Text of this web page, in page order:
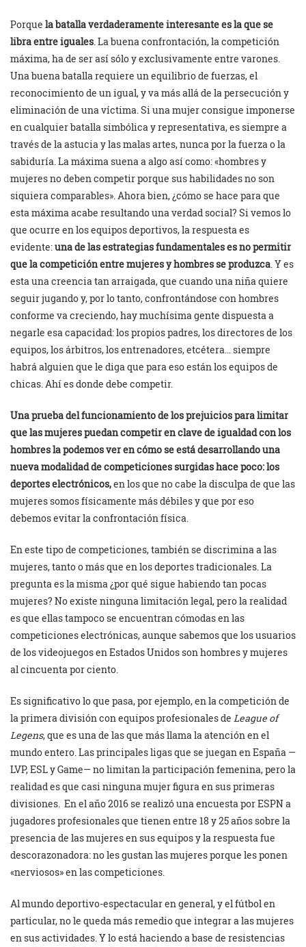
Porque la batalla verdaderamente interesante es la que se
libra entre iguales. La buena confrontación, la competición
máxima, ha de ser así sólo y exclusivamente entre varones.
Una buena batalla requiere un equilibrio de fuerzas, el
reconocimiento de un igual, y va más allá de la persecución y
eliminación de una víctima. Si una mujer consigue imponerse
en cualquier batalla simbólica y representativa, es siempre a
través de la astucia y las malas artes, nunca por la fuerza o la
sabiduría. La máxima suena a algo así como: «hombres y
mujeres no deben competir porque sus habilidades no son
siquiera comparables». Ahora bien, ¿cómo se hace para que
esta máxima acabe resultando una verdad social? Si vemos lo
que ocurre en los equipos deportivos, la respuesta es
evidente:una de las estrategias fundamentales es no permitir
que la competición entre mujeres y hombres se produzca. Y es
esta una creencia tan arraigada, que cuando una niña quiere
seguir jugando y, por lo tanto, confrontándose con hombres
conforme va creciendo, hay muchísima gente dispuesta a
negarle esa capacidad: los propios padres, los directores de los
equipos, los árbitros, los entrenadores, etcétera… siempre
habrá alguien que le diga que para eso están los equipos de
chicas. Ahí es donde debe competir.
Una prueba del funcionamiento de los prejuicios para limitar
que las mujeres puedan competir en clave de igualdad con los
hombres la podemos ver en cómo se está desarrollando una
nueva modalidad de competiciones surgidas hace poco: los
deportes electrónicos,en los que no cabe la disculpa de que las
mujeres somos físicamente más débiles y que por eso
debemos evitar la confrontación física.
En este tipo de competiciones, también se discrimina a las
mujeres, tanto o más que en los deportes tradicionales. La
pregunta es la misma ¿por qué sigue habiendo tan pocas
mujeres? No existe ninguna limitación legal, pero la realidad
es que ellas tampoco se encuentran cómodas en las
competiciones electrónicas, aunque sabemos que los usuarios
de los videojuegos en Estados Unidos son hombres y mujeres
al cincuenta por ciento.
Es significativo lo que pasa, por ejemplo, en la competición de
la primera división con equipos profesionales de League of
Legens, que es una de las que más llama la atención en el
mundo entero. Las principales ligas que se juegan en España —
LVP, ESL y Game— no limitan la participación femenina, pero la
realidad es que casi ninguna mujer figura en sus primeras
divisiones. En el año 2016 se realizó una encuesta por ESPN a
jugadores profesionales que tienen entre 18 y 25 años sobre la
presencia de las mujeres en sus equipos y la respuesta fue
descorazonadora: no les gustan las mujeres porque les ponen
«nerviosos» en las competiciones.
Al mundo deportivo-espectacular en general, y el fútbol en
particular, no le queda más remedio que integrar a las mujeres
en sus actividades. Y lo está haciendo a base de resistencias